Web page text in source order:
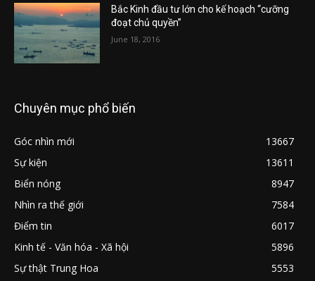
Bắc Kinh đầu tư lớn cho kế hoạch “cưỡng
đoạt chủ quyền”
June 18, 2016
Chuyên mục phổ biến
Góc nhìn mới
13667
Sự kiện
13611
Biển nóng
8947
Nhìn ra thế giới
7584
Điểm tin
6017
Kinh tế - Văn hóa - Xã hội
5896
Sự thật Trung Hoa
5553